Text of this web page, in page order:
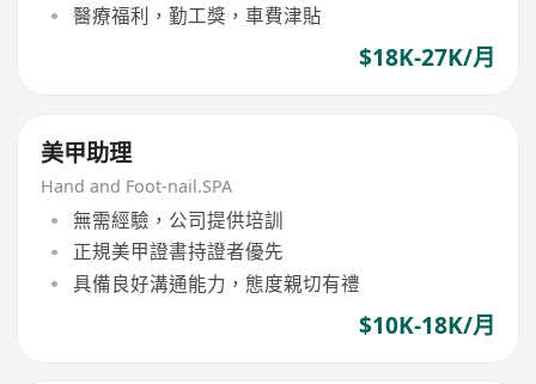
醫療福利，勤工獎，車費津貼
$18K-27K/月
美甲助理
Hand and Foot-nail.SPA
無需經驗，公司提供培訓
正規美甲證書持證者優先
具備良好溝通能力，態度親切有禮
$10K-18K/月